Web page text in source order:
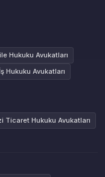
Hukuku Avukatları
Hukuku Avukatları
Ticaret Hukuku Avukatları